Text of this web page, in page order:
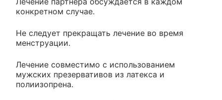
конкретном случае.
Не следует прекращать лечение во время
менструации.
Лечение совместимо с использованием
мужских презервативов из латекса и
полиизопрена.